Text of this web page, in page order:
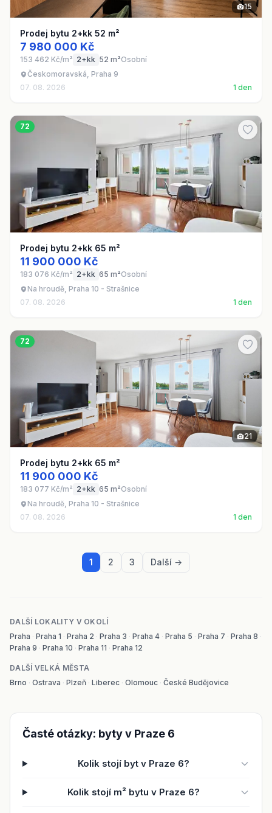
15
Prodej bytu 2+kk 52 m²
7 980 000 Kč
153 462 Kč/m² 2+kk 52 m²Osobní
Českomoravská, Praha 9
07. 08. 2026
1 den
72
Prodej bytu 2+kk 65 m²
11 900 000 Kč
183 076 Kč/m² 2+kk 65 m²Osobní
Na hroudě, Praha 10 - Strašnice
07. 08. 2026
1 den
72
21
Prodej bytu 2+kk 65 m²
11 900 000 Kč
183 077 Kč/m² 2+kk 65 m²Osobní
Na hroudě, Praha 10 - Strašnice
07. 08. 2026
1 den
1 2 3 Další →
DALŠÍ LOKALITY V OKOLÍ
Praha · Praha 1 · Praha 2 · Praha 3 · Praha 4 · Praha 5 · Praha 7 · Praha 8 ·
Praha 9 · Praha 10 · Praha 11 · Praha 12
DALŠÍ VELKÁ MĚSTA
Brno · Ostrava · Plzeň · Liberec · Olomouc · České Budějovice
Časté otázky: byty v Praze 6
Kolik stojí byt v Praze 6?
Kolik stojí m² bytu v Praze 6?